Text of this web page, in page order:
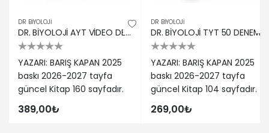
DR BIYOLOJI
DR. BİYOLOJİ AYT VİDEO DERS KİTABI
YAZARI: BARIŞ KAPAN 2025
baskı 2026-2027 tayfa
güncel Kitap 160 sayfadır.
389,00₺
DR BIYOLOJI
DR. BİYOLOJİ TYT 50 DENEME
YAZARI: BARIŞ KAPAN 2025
baskı 2026-2027 tayfa
güncel Kitap 104 sayfadır.
269,00₺